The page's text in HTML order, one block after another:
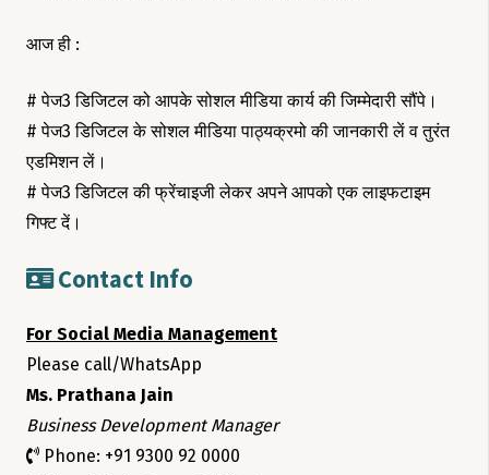
आज ही :
# पेज3 डिजिटल को आपके सोशल मीडिया कार्य की जिम्मेदारी सौंपे।
# पेज3 डिजिटल के सोशल मीडिया पाठ्यक्रमो की जानकारी लें व तुरंत
एडमिशन लें।
# पेज3 डिजिटल की फ्रेंचाइजी लेकर अपने आपको एक लाइफटाइम
गिफ्ट दें।
Contact Info
For Social Media Management
Please call/WhatsApp
Ms. Prathana Jain
Business Development Manager
Phone: +91 9300 92 0000